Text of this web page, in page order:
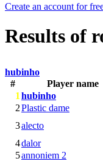
Create an account for
Results of
hubinho
#
Player name
1 hubinho
2Plastic dame
3alecto
4dalor
5annoniem 2